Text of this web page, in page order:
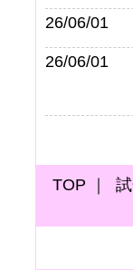
26/06/01
26/06/01
TOP